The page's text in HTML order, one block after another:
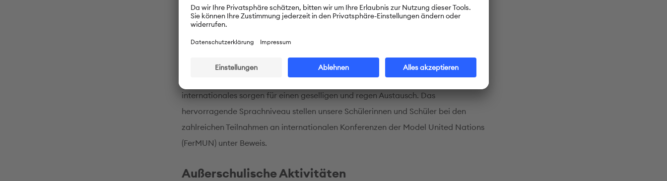
in der 12. Klasse.
PASCH-Aktivitäten und internationaler Austausch
Regelmäßig finden deutsch-französische Ausstellungen und Aktivitäten statt, etwa
die Semaine Allemande. Die Soirée Internationale und die Conseils des sections
internationales sorgen für einen geselligen und regen Austausch. Das
hervorragende Sprachniveau stellen unsere Schülerinnen und Schüler bei den
zahlreichen Teilnahmen an internationalen Konferenzen der Model United Nations
(FerMUN) unter Beweis.
Außerschulische Aktivitäten